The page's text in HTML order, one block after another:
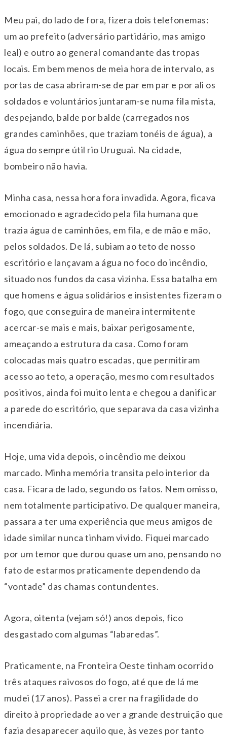
Meu pai, do lado de fora, fizera dois telefonemas:
um ao prefeito (adversário partidário, mas amigo
leal) e outro ao general comandante das tropas
locais. Em bem menos de meia hora de intervalo, as
portas de casa abriram-se de par em par e por ali os
soldados e voluntários juntaram-se numa fila mista,
despejando, balde por balde (carregados nos
grandes caminhões, que traziam tonéis de água), a
água do sempre útil rio Uruguai. Na cidade,
bombeiro não havia.
Minha casa, nessa hora fora invadida. Agora, ficava
emocionado e agradecido pela fila humana que
trazia água de caminhões, em fila, e de mão e mão,
pelos soldados. De lá, subiam ao teto de nosso
escritório e lançavam a água no foco do incêndio,
situado nos fundos da casa vizinha. Essa batalha em
que homens e água solidários e insistentes fizeram o
fogo, que conseguira de maneira intermitente
acercar-se mais e mais, baixar perigosamente,
ameaçando a estrutura da casa. Como foram
colocadas mais quatro escadas, que permitiram
acesso ao teto, a operação, mesmo com resultados
positivos, ainda foi muito lenta e chegou a danificar
a parede do escritório, que separava da casa vizinha
incendiária.
Hoje, uma vida depois, o incêndio me deixou
marcado. Minha memória transita pelo interior da
casa. Ficara de lado, segundo os fatos. Nem omisso,
nem totalmente participativo. De qualquer maneira,
passara a ter uma experiência que meus amigos de
idade similar nunca tinham vivido. Fiquei marcado
por um temor que durou quase um ano, pensando no
fato de estarmos praticamente dependendo da
“vontade” das chamas contundentes.
Agora, oitenta (vejam só!) anos depois, fico
desgastado com algumas “labaredas”.
Praticamente, na Fronteira Oeste tinham ocorrido
três ataques raivosos do fogo, até que de lá me
mudei (17 anos). Passei a crer na fragilidade do
direito à propriedade ao ver a grande destruição que
fazia desaparecer aquilo que, às vezes por tanto